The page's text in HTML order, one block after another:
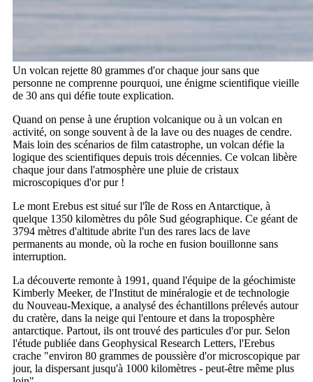
Un volcan rejette 80 grammes d'or chaque jour sans que
personne ne comprenne pourquoi, une énigme scientifique vieille
de 30 ans qui défie toute explication.
Quand on pense à une éruption volcanique ou à un volcan en
activité, on songe souvent à de la lave ou des nuages de cendre.
Mais loin des scénarios de film catastrophe, un volcan défie la
logique des scientifiques depuis trois décennies. Ce volcan libère
chaque jour dans l'atmosphère une pluie de cristaux
microscopiques d'or pur !
Le mont Erebus est situé sur l'île de Ross en Antarctique, à
quelque 1350 kilomètres du pôle Sud géographique. Ce géant de
3794 mètres d'altitude abrite l'un des rares lacs de lave
permanents au monde, où la roche en fusion bouillonne sans
interruption.
La découverte remonte à 1991, quand l'équipe de la géochimiste
Kimberly Meeker, de l'Institut de minéralogie et de technologie
du Nouveau-Mexique, a analysé des échantillons prélevés autour
du cratère, dans la neige qui l'entoure et dans la troposphère
antarctique. Partout, ils ont trouvé des particules d'or pur. Selon
l'étude publiée dans Geophysical Research Letters, l'Erebus
crache "environ 80 grammes de poussière d'or microscopique par
jour, la dispersant jusqu'à 1000 kilomètres - peut-être même plus